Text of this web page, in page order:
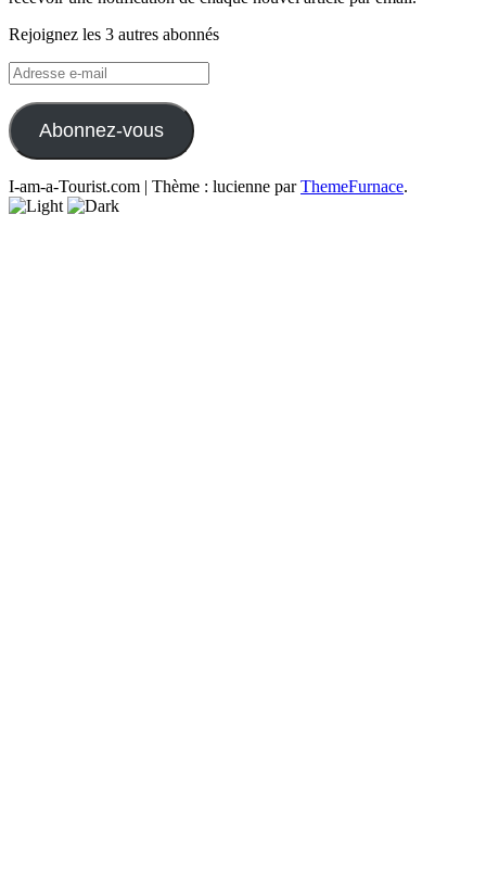
Rejoignez les 3 autres abonnés
Adresse
e-
mail
Abonnez-vous
I-am-a-Tourist.com | Thème : lucienne parThemeFurnace.